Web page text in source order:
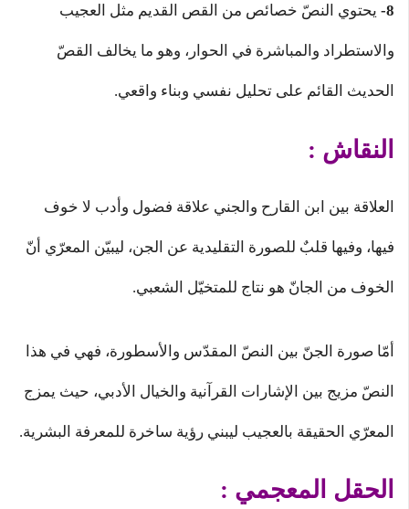
8- يحتوي النصّ خصائص من القص القديم مثل العجيب
والاستطراد والمباشرة في الحوار، وهو ما يخالف القصّ
الحديث القائم على تحليل نفسي وبناء واقعي.
النقاش :
العلاقة بين ابن القارح والجني علاقة فضول وأدب لا خوف
فيها، وفيها قلبٌ للصورة التقليدية عن الجن، ليبيّن المعرّي أنّ
الخوف من الجانّ هو نتاج للمتخيّل الشعبي.
أمّا صورة الجنّ بين النصّ المقدّس والأسطورة، فهي في هذا
النصّ مزيج بين الإشارات القرآنية والخيال الأدبي، حيث يمزج
المعرّي الحقيقة بالعجيب ليبني رؤية ساخرة للمعرفة البشرية.
الحقل المعجمي :